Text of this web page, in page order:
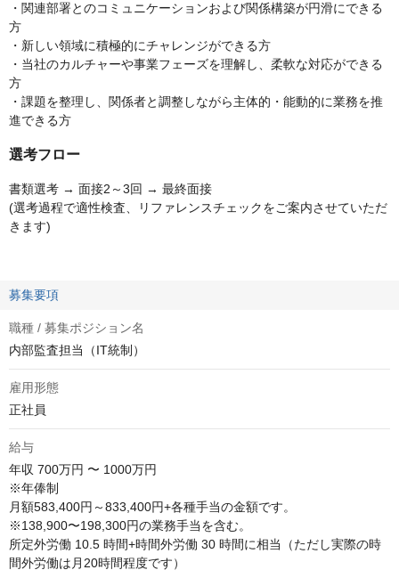
・関連部署とのコミュニケーションおよび関係構築が円滑にできる
方
・新しい領域に積極的にチャレンジができる方
・当社のカルチャーや事業フェーズを理解し、柔軟な対応ができる
方
・課題を整理し、関係者と調整しながら主体的・能動的に業務を推
進できる方
選考フロー
書類選考 → 面接2～3回 → 最終面接
(選考過程で適性検査、リファレンスチェックをご案内させていただ
きます)
募集要項
職種 / 募集ポジション名
内部監査担当（IT統制）
雇用形態
正社員
給与
年収 700万円 〜 1000万円
※年俸制
月額583,400円～833,400円+各種手当の金額です。
※138,900〜198,300円の業務手当を含む。
所定外労働 10.5 時間+時間外労働 30 時間に相当（ただし実際の時
間外労働は月20時間程度です）